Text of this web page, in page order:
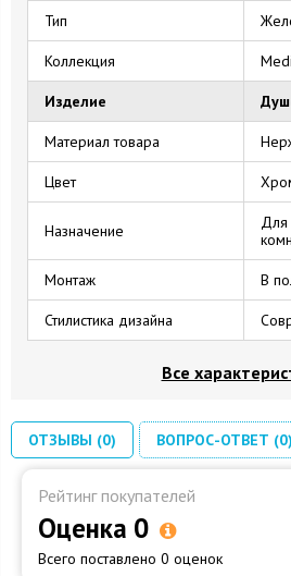
Тип
Коллекция
Изделие
Материал товара
Цвет
Назначение
Для
Монтаж В
Стилистика дизайна
Все
ОТЗЫВЫ (0) ВОПРОС-ОТВЕТ (0)
Рейтинг покупателей
Оценка 0
Всего поставлено 0 оценок